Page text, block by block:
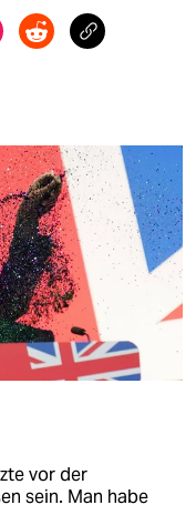
vor der
sein. Man habe